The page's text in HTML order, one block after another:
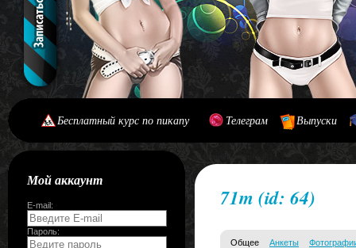
Бесплатный курс по пикапу Телеграм Выпуски
Мой аккаунт
E-mail:
Пароль:
71m (id: 64)
Общее Анкеты